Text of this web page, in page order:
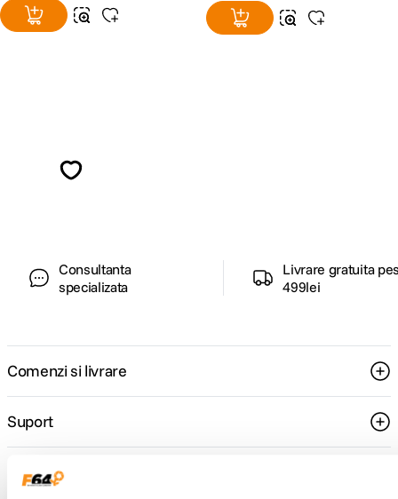
Consultanta
specializata
Livrare gratuita
499lei
Comenzi si livrare
Suport
Service si garantii